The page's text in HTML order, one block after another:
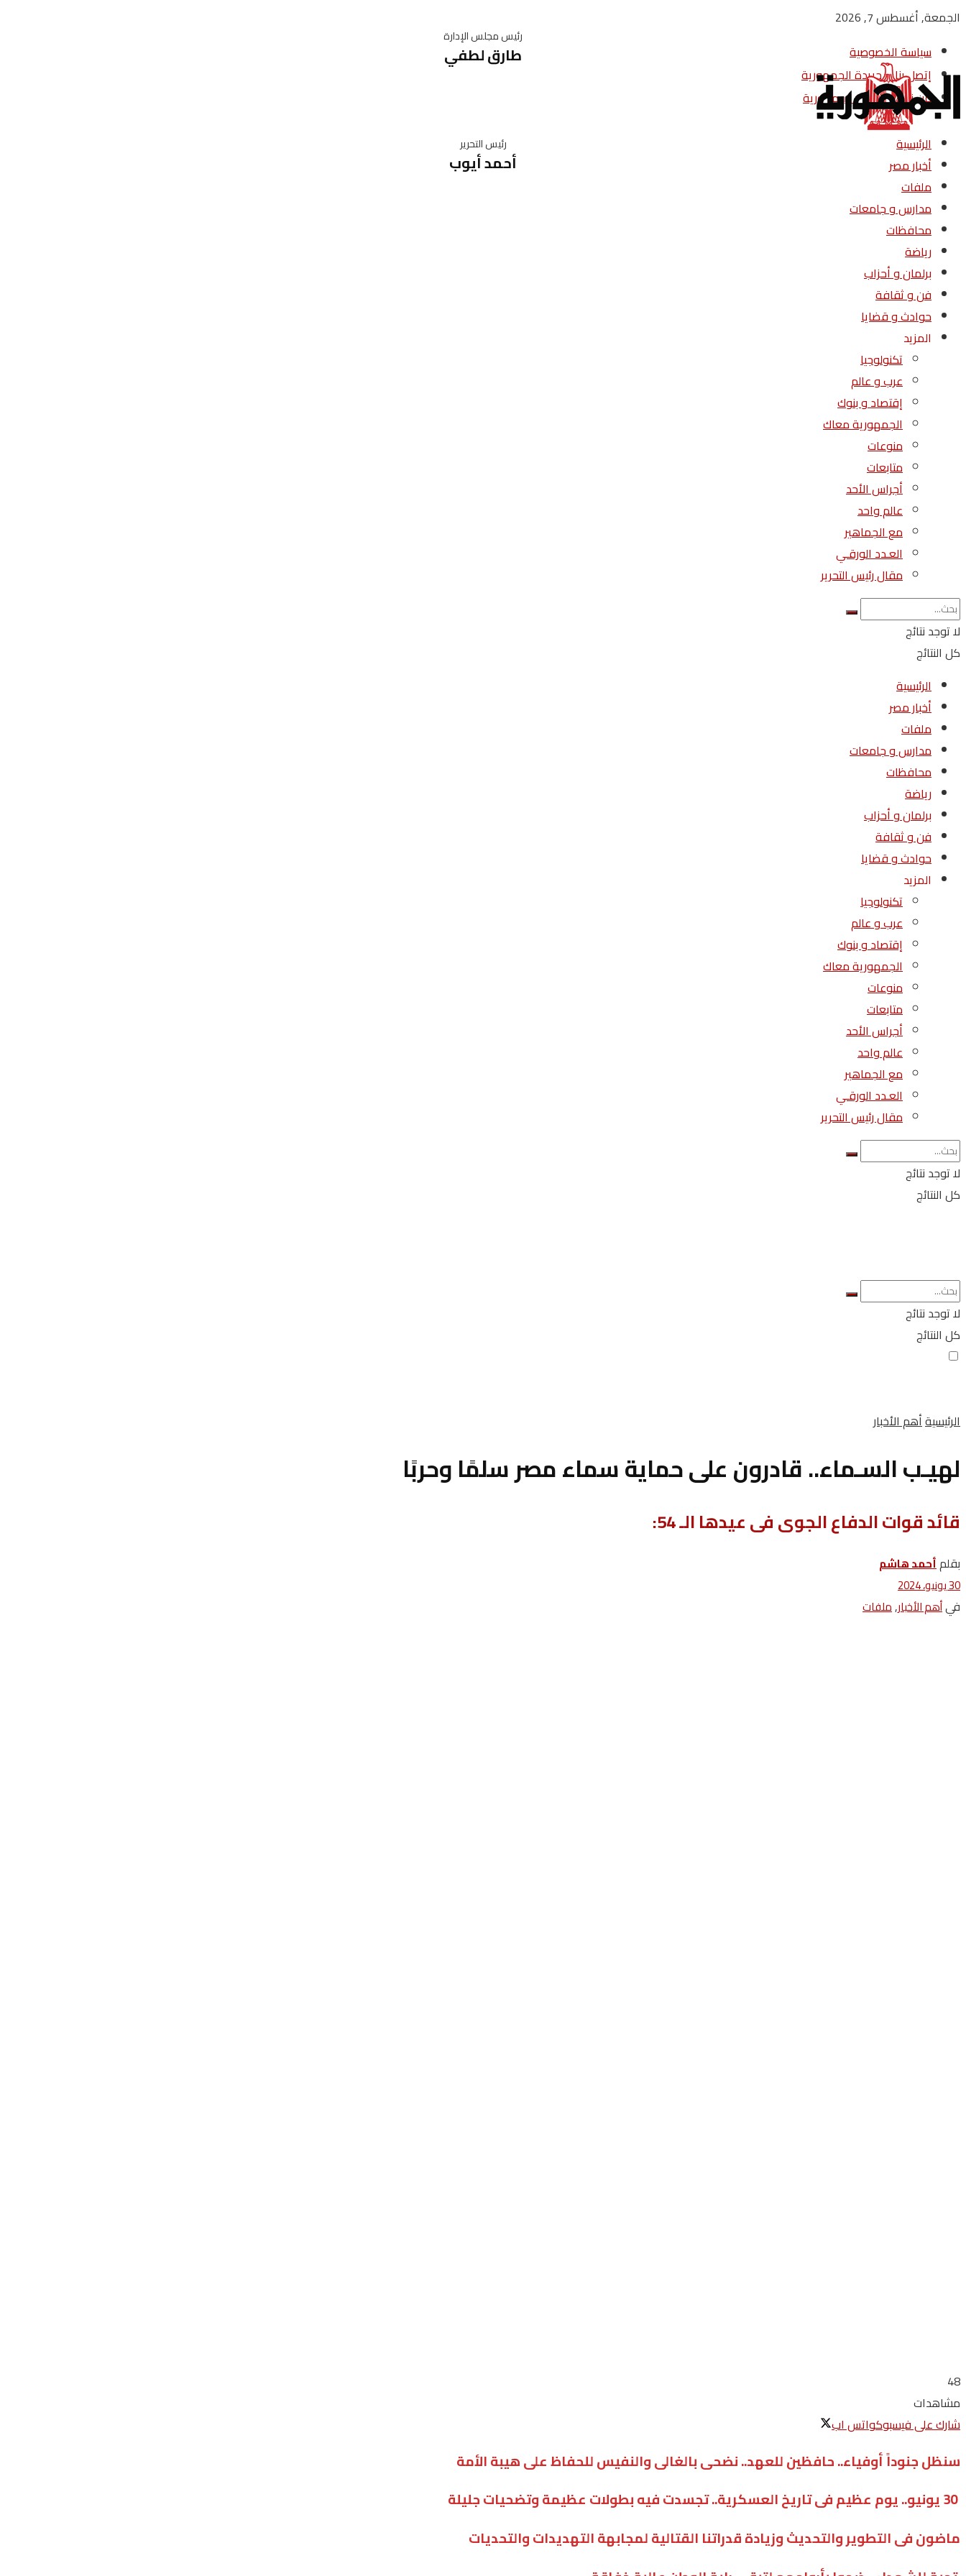
الجمعة, أغسطس 7, 2026
سياسة الخصوصية
إتصل بنا – جريدة الجمهورية
من نحن – جريدة الجمهورية
رئيس مجلس الإدارة
طارق لطفي
رئيس التحرير
أحمد أيوب
الرئيسية
أخبار مصر
ملفات
مدارس و جامعات
محافظات
رياضة
برلمان و أحزاب
فن و ثقافة
حوادث و قضايا
المزيد
تكنولوجيا
عرب و عالم
إقتصاد و بنوك
الجمهورية معاك
منوعات
متابعات
أجراس الأحد
عالم واحد
مع الجماهير
العـدد الورقـي
مقال رئيس التحرير
لا توجد نتائج
كل النتائج
الرئيسية
أخبار مصر
ملفات
مدارس و جامعات
محافظات
رياضة
برلمان و أحزاب
فن و ثقافة
حوادث و قضايا
المزيد
تكنولوجيا
عرب و عالم
إقتصاد و بنوك
الجمهورية معاك
منوعات
متابعات
أجراس الأحد
عالم واحد
مع الجماهير
العـدد الورقـي
مقال رئيس التحرير
لا توجد نتائج
كل النتائج
لا توجد نتائج
كل النتائج
الرئيسيةأهم الأخبار
لهيـب السـماء.. قادرون على حماية سماء مصر سلمًا وحربًا
قائد قوات الدفاع الجوى فى عيدها الـ 54:
بقلمأحمد هاشم
30 يونيو، 2024
فيأهم الأخبار,ملفات
48
مشاهدات
شارك على فيسبوكواتس اب
سنظل جنوداً أوفياء.. حافظين للعهد.. نضحى بالغالى والنفيس للحفاظ على هيبة الأمة
30 يونيو.. يوم عظيم فى تاريخ العسكرية.. تجسدت فيه بطولات عظيمة وتضحيات جليلة
ماضون فى التطوير والتحديث وزيادة قدراتنا القتالية لمجابهة التهديدات والتحديات